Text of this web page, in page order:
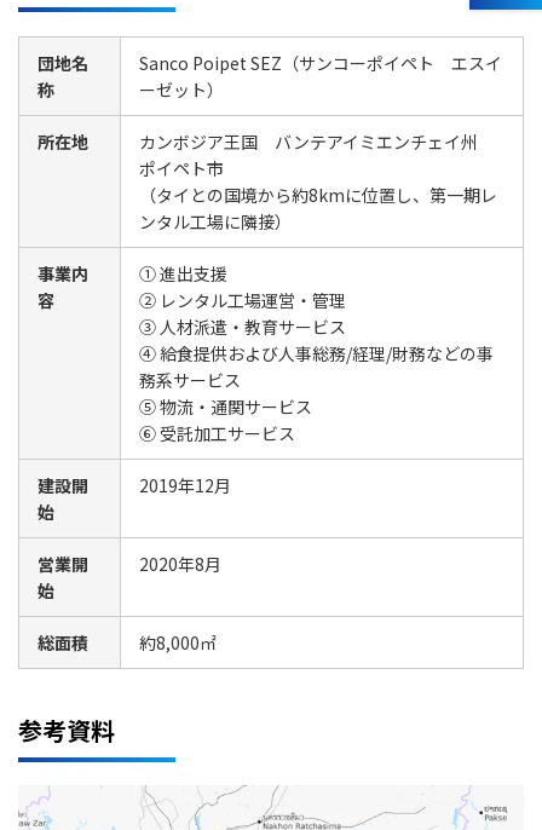
団地名
称
Sanco Poipet SEZ（サンコーポイペト エスイ
ーゼット）
所在地
カンボジア王国 バンテアイミエンチェイ州
ポイペト市
（タイとの国境から約8kmに位置し、第一期レ
ンタル工場に隣接）
事業内
容
① 進出支援
② レンタル工場運営・管理
③ 人材派遣・教育サービス
④ 給食提供および人事総務/経理/財務などの事
務系サービス
⑤ 物流・通関サービス
⑥ 受託加工サービス
建設開
始
2019年12月
営業開
始
2020年8月
総面積 約8,000㎡
参考資料